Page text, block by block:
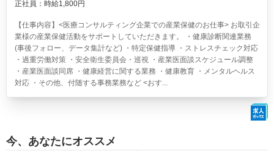
正社員：時給1,800円
【仕事内容】<医療コンサルティング企業での産業保健のお仕事> お取引企
業様の産業保健活動をサポートしていただきます。 ・健康診断関連業務
(事後フォロー、データ集計など) ・特定保健指導 ・ストレスチェック対応
・過重労働対策 ・安全衛生委員会・巡視 ・産業医面談スケジュール調整
・産業医面談同席 ・健康経営に関する業務 ・健康教育 ・メンタルヘルス
対応 ・その他、付随する事務業務など <おす...
今、あなたにオススメ